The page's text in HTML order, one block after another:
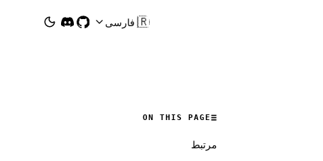
🇮🇷فارسی
ON THIS PAGE
مرتبط